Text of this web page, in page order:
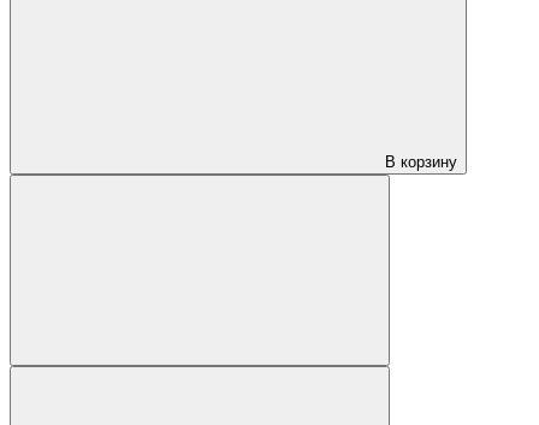
В корзину